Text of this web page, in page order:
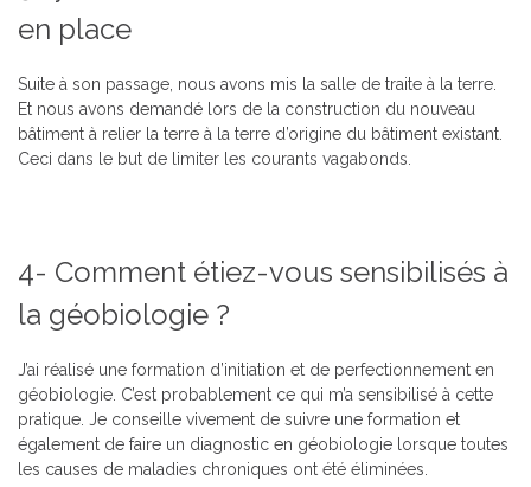
en place
Suite à son passage, nous avons mis la salle de traite à la terre.
Et nous avons demandé lors de la construction du nouveau
bâtiment à relier la terre à la terre d’origine du bâtiment existant.
Ceci dans le but de limiter les courants vagabonds.
4- Comment étiez-vous sensibilisés à
la géobiologie ?
J’ai réalisé une formation d’initiation et de perfectionnement en
géobiologie. C’est probablement ce qui m’a sensibilisé à cette
pratique. Je conseille vivement de suivre une formation et
également de faire un diagnostic en géobiologie lorsque toutes
les causes de maladies chroniques ont été éliminées.